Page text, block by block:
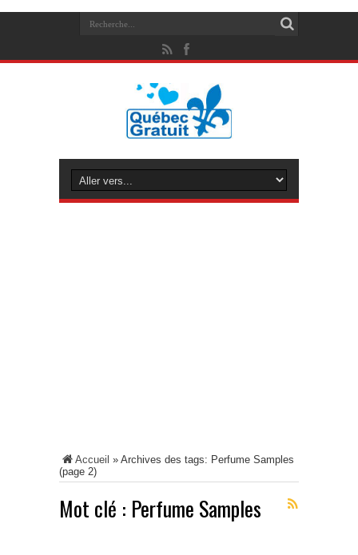
Accueil » Archives des tags: Perfume Samples
(page 2)
Mot clé : Perfume Samples